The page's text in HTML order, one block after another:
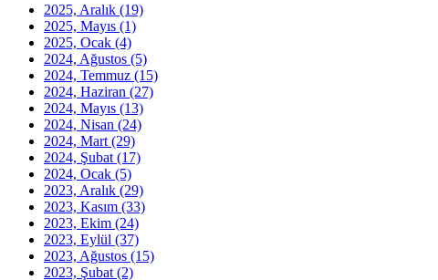
2025, Aralık (19)
2025, Mayıs (1)
2025, Ocak (4)
2024, Ağustos (5)
2024, Temmuz (15)
2024, Haziran (27)
2024, Mayıs (13)
2024, Nisan (24)
2024, Mart (29)
2024, Şubat (17)
2024, Ocak (5)
2023, Aralık (29)
2023, Kasım (33)
2023, Ekim (24)
2023, Eylül (37)
2023, Ağustos (15)
2023, Şubat (2)